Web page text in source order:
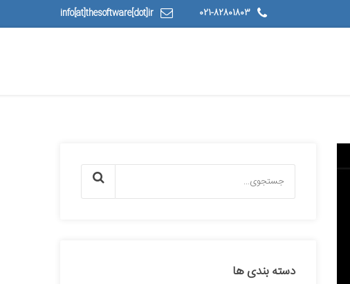
021-82801803
info[at]thesoftware[dot]ir
دسته بندی ها